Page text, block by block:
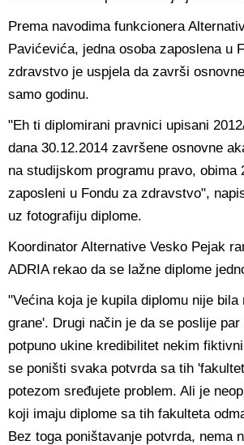
Prema navodima funkcionera
Pavićevića, jedna osoba zaposlena u
zdravstvo je uspjela da završi
samo godinu.
"Eh ti diplomirani pravnici upisani
dana 30.12.2014 završene osnovne
na studijskom programu pravo, obima
zaposleni u Fondu za zdravstvo",
uz fotografiju diplome.
Koordinator Alternative Vesko Pejak
ADRIA rekao da se lažne diplome
"Većina koja je kupila diplomu nije bila
grane'. Drugi način je da se poslije
potpuno ukine kredibilitet nekim
se poništi svaka potvrda sa tih
potezom sređujete problem. Ali je
koji imaju diplome sa tih fakulteta
Bez toga poništavanje potvrda, nema